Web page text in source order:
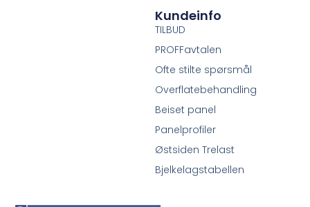
Kundeinfo
TILBUD
PROFFavtalen
Ofte stilte spørsmål
Overflatebehandling
Beiset panel
Panelprofiler
Østsiden Trelast
Bjelkelagstabellen